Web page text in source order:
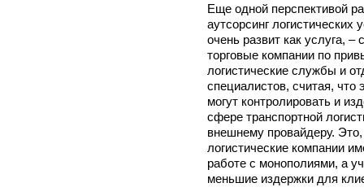
Еще одной перспективой
аутсорсинг логистических
очень развит как услуга,
торговые компании по
логистические службы и
специалистов, считая, что
могут контролировать и
сфере транспортной
внешнему провайдеру.
логистические компании
работе с монополиями, а
меньшие издержки для